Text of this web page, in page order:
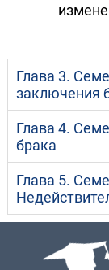
Глава 3.
заключения
Глава 4.
брака
Глава 5.